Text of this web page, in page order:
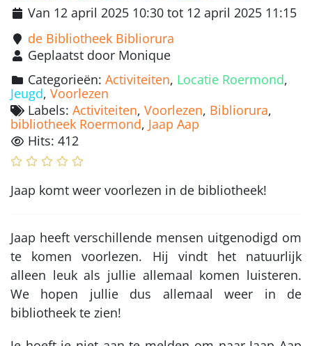
Van 12 april 2025 10:30 tot 12 april 2025 11:15
de Bibliotheek Bibliorura
Geplaatst door Monique
Categorieën: Activiteiten, Locatie Roermond,
Jeugd, Voorlezen
Labels: Activiteiten, Voorlezen, Bibliorura,
bibliotheek Roermond, Jaap Aap
Hits: 412
Jaap komt weer voorlezen in de bibliotheek!
Jaap heeft verschillende mensen uitgenodigd om
te komen voorlezen. Hij vindt het natuurlijk
alleen leuk als jullie allemaal komen luisteren.
We hopen jullie dus allemaal weer in de
bibliotheek te zien!